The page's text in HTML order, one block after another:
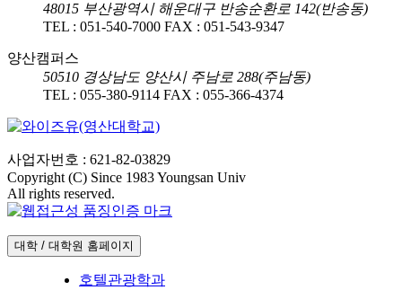
48015 부산광역시 해운대구 반송순환로 142(반송동)
TEL : 051-540-7000 FAX : 051-543-9347
양산캠퍼스
50510 경상남도 양산시 주남로 288(주남동)
TEL : 055-380-9114 FAX : 055-366-4374
사업자번호 : 621-82-03829
Copyright (C) Since 1983 Youngsan Univ
All rights reserved.
대학 / 대학원 홈페이지
호텔관광학과